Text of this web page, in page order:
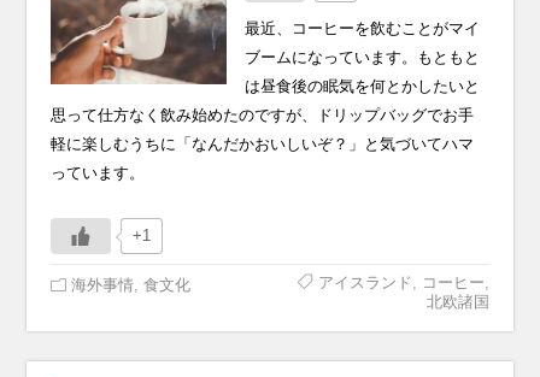
最近、コーヒーを飲むことがマイ
ブームになっています。もともと
は昼食後の眠気を何とかしたいと
思って仕方なく飲み始めたのですが、ドリップバッグでお手
軽に楽しむうちに「なんだかおいしいぞ？」と気づいてハマ
っています。
+1
海外事情 ,食文化 アイスランド コーヒー
北欧諸国